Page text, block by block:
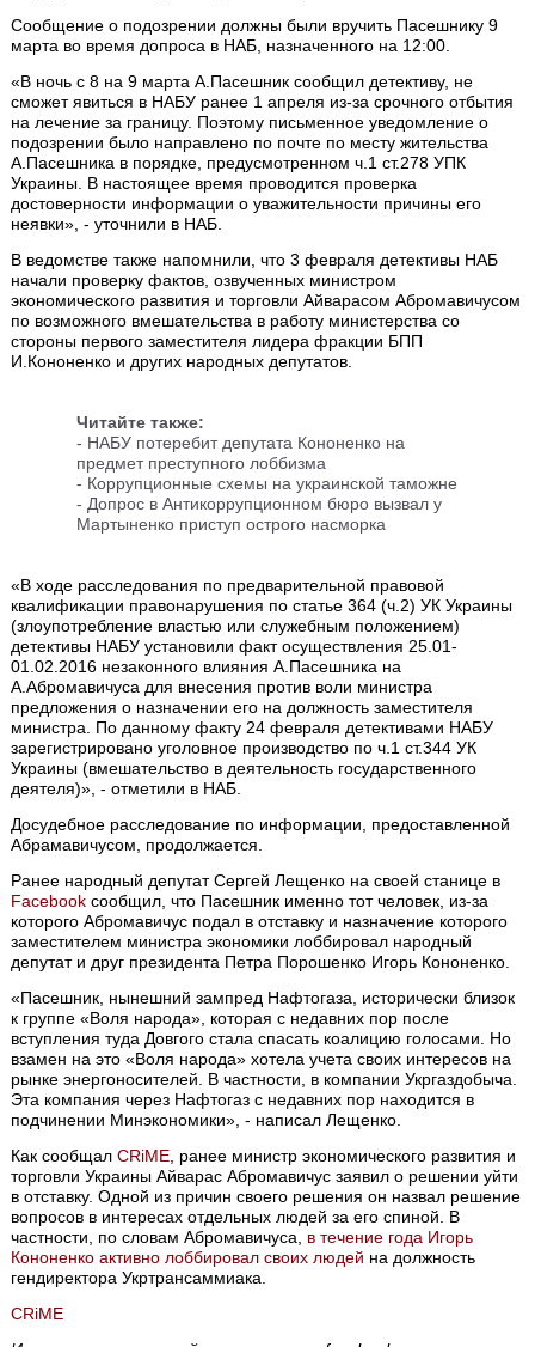
Сообщение о подозрении должны были вручить Пасешнику 9
марта во время допроса в НАБ, назначенного на 12:00.
«В ночь с 8 на 9 марта А.Пасешник сообщил детективу, не
сможет явиться в НАБУ ранее 1 апреля из-за срочного отбытия
на лечение за границу. Поэтому письменное уведомление о
подозрении было направлено по почте по месту жительства
А.Пасешника в порядке, предусмотренном ч.1 ст.278 УПК
Украины. В настоящее время проводится проверка
достоверности информации о уважительности причины его
неявки», - уточнили в НАБ.
В ведомстве также напомнили, что 3 февраля детективы НАБ
начали проверку фактов, озвученных министром
экономического развития и торговли Айварасом Абромавичусом
по возможного вмешательства в работу министерства со
стороны первого заместителя лидера фракции БПП
И.Кононенко и других народных депутатов.
Читайте также:
- НАБУ потеребит депутата Кононенко на
предмет преступного лоббизма
- Коррупционные схемы на украинской таможне
- Допрос в Антикоррупционном бюро вызвал у
Мартыненко приступ острого насморка
«В ходе расследования по предварительной правовой
квалификации правонарушения по статье 364 (ч.2) УК Украины
(злоупотребление властью или служебным положением)
детективы НАБУ установили факт осуществления 25.01-
01.02.2016 незаконного влияния А.Пасешника на
А.Абромавичуса для внесения против воли министра
предложения о назначении его на должность заместителя
министра. По данному факту 24 февраля детективами НАБУ
зарегистрировано уголовное производство по ч.1 ст.344 УК
Украины (вмешательство в деятельность государственного
деятеля)», - отметили в НАБ.
Досудебное расследование по информации, предоставленной
Абрамавичусом, продолжается.
Ранее народный депутат Сергей Лещенко на своей станице в
Facebook сообщил, что Пасешник именно тот человек, из-за
которого Абромавичус подал в отставку и назначение которого
заместителем министра экономики лоббировал народный
депутат и друг президента Петра Порошенко Игорь Кононенко.
«Пасешник, нынешний зампред Нафтогаза, исторически близок
к группе «Воля народа», которая с недавних пор после
вступления туда Довгого стала спасать коалицию голосами. Но
взамен на это «Воля народа» хотела учета своих интересов на
рынке энергоносителей. В частности, в компании Укргаздобыча.
Эта компания через Нафтогаз с недавних пор находится в
подчинении Минэкономики», - написал Лещенко.
Как сообщалCRiМE , ранее министр экономического развития и
торговли Украины Айварас Абромавичус заявил о решении уйти
в отставку. Одной из причин своего решения он назвал решение
вопросов в интересах отдельных людей за его спиной. В
частности, по словам Абромавичуса, в течение года Игорь
Кононенко активно лоббировал своих людей на должность
гендиректора Укртрансаммиака.
CRiМE